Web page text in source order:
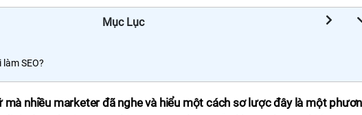
Mục Lục
SEO?
mà nhiều marketer đã nghe và hiểu một cách sơ lược đây là một